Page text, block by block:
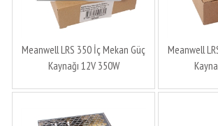
Meanwell LRS 350 İç Mekan Güç
Kaynağı 12V 350W
Meanwell